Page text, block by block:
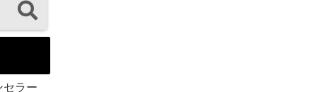
セラー